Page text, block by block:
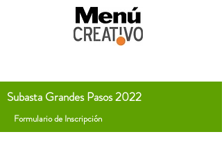
Subasta Grandes Pasos 2022
Formulario de Inscripción